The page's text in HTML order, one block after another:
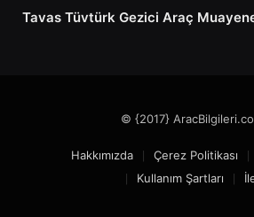
Tavas Tüvtürk Gezici Araç
© {2017}
Hakkımızda Çerez Politikası
Kullanım Şartları